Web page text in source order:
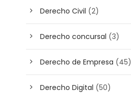
Derecho Civil (2)
Derecho concursal (3)
Derecho de Empresa (45)
Derecho Digital (50)